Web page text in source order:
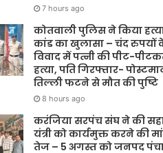
7 hours ago
कोतवाली पुलिस ने किया
कांड का खुलासा – चंद रुपयों
विवाद में पत्नी की पीट-
हत्या, पति गिरफ्तार-
तिल्ली फटने से मौत की पुष्टि
8 hours ago
करंजिया सरपंच संघ ने की
यंत्री को कार्यमुक्त करने की
तेज – 5 अगस्त को जनपद